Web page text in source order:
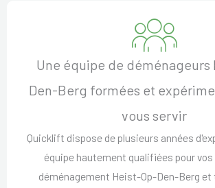
Une équipe de déménageurs
Den-Berg formées et
vous servir
Quicklift dispose de plusieurs années
équipe hautement qualifiées pour vos
déménagement Heist-Op-Den-Berg